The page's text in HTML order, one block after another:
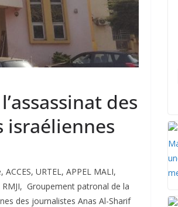
des
israéliennes
URTEL, APPEL MALI,
RMJI, Groupement patronal de la
des journalistes Anas Al-Sharif